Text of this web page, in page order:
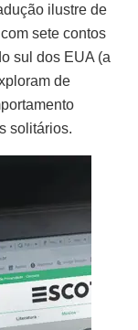
ilustre de
sete contos
sul dos EUA (a
de
solitários.